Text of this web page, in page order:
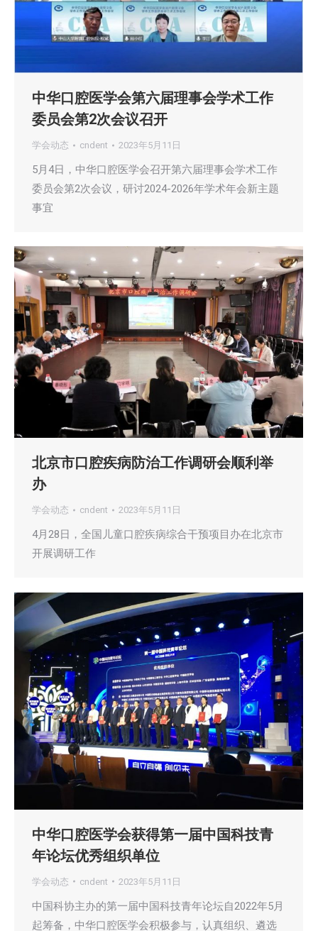
中华口腔医学会第六届理事会学术工作
委员会第2次会议召开
学会动态 cndent 2023年5月11日
5月4日，中华口腔医学会召开第六届理事会学术工作
委员会第2次会议，研讨2024-2026年学术年会新主题
事宜
北京市口腔疾病防治工作调研会顺利举
办
学会动态 cndent 2023年5月11日
4月28日，全国儿童口腔疾病综合干预项目办在北京市
开展调研工作
中华口腔医学会获得第一届中国科技青
年论坛优秀组织单位
学会动态 cndent 2023年5月11日
中国科协主办的第一届中国科技青年论坛自2022年5月
起筹备，中华口腔医学会积极参与，认真组织、遴选